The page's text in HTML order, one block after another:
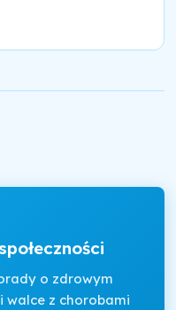
o zdrowym
walce z chorobami